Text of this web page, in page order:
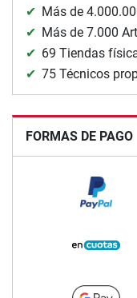
Más de
Más de 7.000
69 Tiendas
75 Técnicos
FORMAS DE PAGO